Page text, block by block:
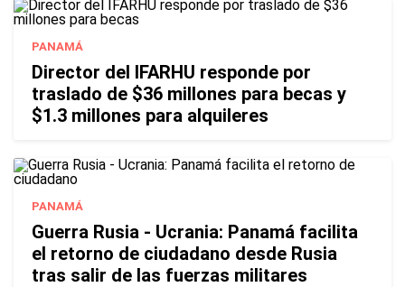
PANAMÁ
Director del IFARHU responde por
traslado de $36 millones para becas y
$1.3 millones para alquileres
PANAMÁ
Guerra Rusia - Ucrania: Panamá facilita
el retorno de ciudadano desde Rusia
tras salir de las fuerzas militares